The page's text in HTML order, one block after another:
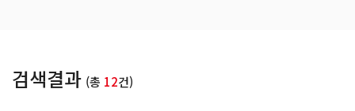
검색결과 (총 12건)